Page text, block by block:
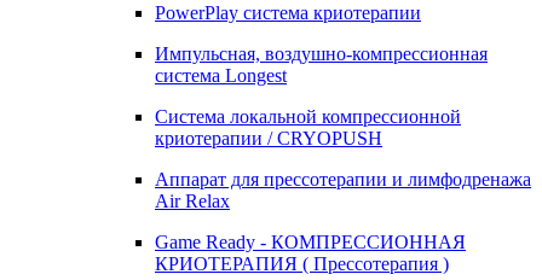
PowerPlay система криотерапии
Импульсная, воздушно-компрессионная
система Longest
Система локальной компрессионной
криотерапии / CRYOPUSH
Аппарат для прессотерапии и лимфодренажа
Air Relax
Game Ready - КОМПРЕССИОННАЯ
КРИОТЕРАПИЯ ( Прессотерапия )